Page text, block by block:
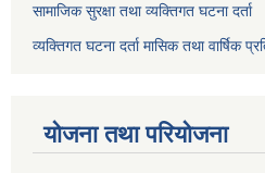
सामाजिक सुरक्षा तथा व्यक्तिगत घटना दर्ता
व्यक्तिगत घटना दर्ता मासिक तथा वार्षिक
योजना तथा परियोजना